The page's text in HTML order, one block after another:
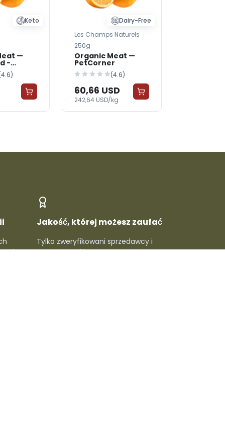
Keto
—
-
Dairy-Free
Les Champs Naturels
250g
Organic Meat —
PetCorner
(4.6)
60,66 USD
242,64 USD/kg
Jakość, której możesz zaufać
Tylko zweryfikowani sprzedawcy i
topowe marki - gwarantowana